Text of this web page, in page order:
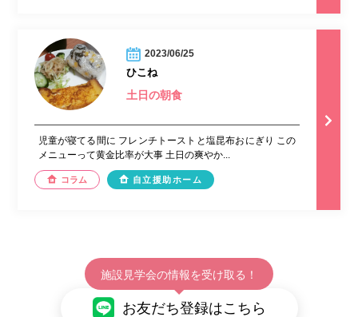
2023/06/25
ひこね
土日の朝食
児童が寝てる間に フレンチトーストと塩昆布おにぎり この
メニューって黄金比率が大事 土日の爽やか...
コラム 自立援助ホーム
施設見学会の情報を受け取る！
お友だち登録はこちら